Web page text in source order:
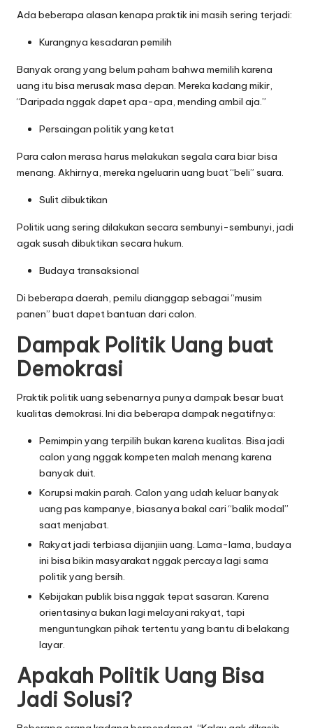
Ada beberapa alasan kenapa praktik ini masih sering terjadi:
Kurangnya kesadaran pemilih
Banyak orang yang belum paham bahwa memilih karena
uang itu bisa merusak masa depan. Mereka kadang mikir,
“Daripada nggak dapet apa-apa, mending ambil aja.”
Persaingan politik yang ketat
Para calon merasa harus melakukan segala cara biar bisa
menang. Akhirnya, mereka ngeluarin uang buat “beli” suara.
Sulit dibuktikan
Politik uang sering dilakukan secara sembunyi-sembunyi, jadi
agak susah dibuktikan secara hukum.
Budaya transaksional
Di beberapa daerah, pemilu dianggap sebagai “musim
panen” buat dapet bantuan dari calon.
Dampak Politik Uang buat
Demokrasi
Praktik politik uang sebenarnya punya dampak besar buat
kualitas demokrasi. Ini dia beberapa dampak negatifnya:
Pemimpin yang terpilih bukan karena kualitas. Bisa jadi
calon yang nggak kompeten malah menang karena
banyak duit.
Korupsi makin parah. Calon yang udah keluar banyak
uang pas kampanye, biasanya bakal cari “balik modal”
saat menjabat.
Rakyat jadi terbiasa dijanjiin uang. Lama-lama, budaya
ini bisa bikin masyarakat nggak percaya lagi sama
politik yang bersih.
Kebijakan publik bisa nggak tepat sasaran. Karena
orientasinya bukan lagi melayani rakyat, tapi
menguntungkan pihak tertentu yang bantu di belakang
layar.
Apakah Politik Uang Bisa
Jadi Solusi?